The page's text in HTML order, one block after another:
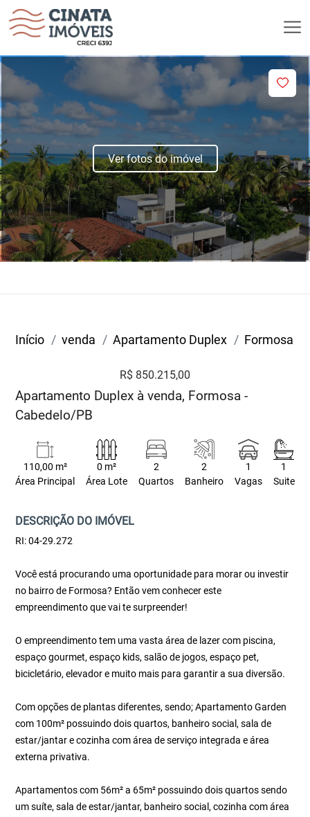
Ver fotos do imóvel
Início venda Apartamento Duplex Formosa
R$ 850.215,00
Apartamento Duplex à venda, Formosa -
Cabedelo/PB
110,00 m²
Área Principal
0 m²
Área Lote
2
Quartos
2
Banheiro
1
Vagas
1
Suite
DESCRIÇÃO DO IMÓVEL
RI: 04-29.272
Você está procurando uma oportunidade para morar ou investir
no bairro de Formosa? Então vem conhecer este
empreendimento que vai te surpreender!
O empreendimento tem uma vasta área de lazer com piscina,
espaço gourmet, espaço kids, salão de jogos, espaço pet,
bicicletário, elevador e muito mais para garantir a sua diversão.
Com opções de plantas diferentes, sendo; Apartamento Garden
com 100m² possuindo dois quartos, banheiro social, sala de
estar/jantar e cozinha com área de serviço integrada e área
externa privativa.
Apartamentos com 56m² a 65m² possuindo dois quartos sendo
um suíte, sala de estar/jantar, banheiro social, cozinha com área